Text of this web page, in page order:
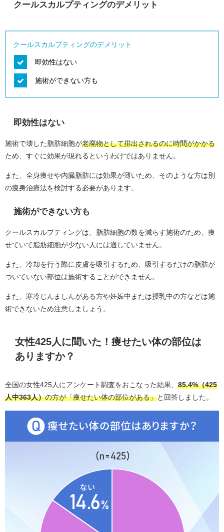
クールスカルプティングのデメリット
クールスカルプティングのデメリット
即効性はない
施術ができない方も
即効性はない
施術で壊した脂肪細胞が老廃物として排出されるのに時間がかかる
ため、すぐに効果が現れるというわけではありません。
また、全身痩せや内臓脂肪には効果が薄いため、そのような方は別
の痩身治療法を検討する必要があります。
施術ができない方も
クールスカルプティングは、脂肪細胞の数を減らす施術のため、痩
せていて脂肪細胞が少ない人には適していません。
また、冷却を行う際に皮膚を吸引するため、吸引するだけの脂肪が
ついていない部位は施術することができません。
また、寒冷じんましんがある方や妊娠中または授乳中の方などは施
術できないため注意しましょう。
女性425人に聞いた！痩せたい体の部位は
ありますか？
全国の女性425人にアンケート調査をおこなった結果、 85.4%（425
人中363人）の方が「痩せたい体の部位がある」と回答しました。